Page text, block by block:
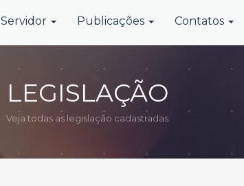
Servidor Publicações Contatos
LEGISLAÇÃO
Veja todas as legislação cadastradas